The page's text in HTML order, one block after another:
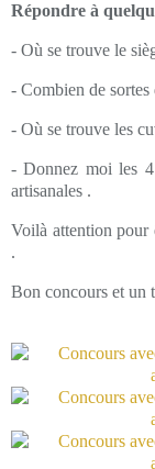
Répondre à
- Où se trouve le
- Combien de sortes
- Où se trouve les
- Donnez moi les 4
artisanales .
Voilà attention pour
.
Bon concours et un